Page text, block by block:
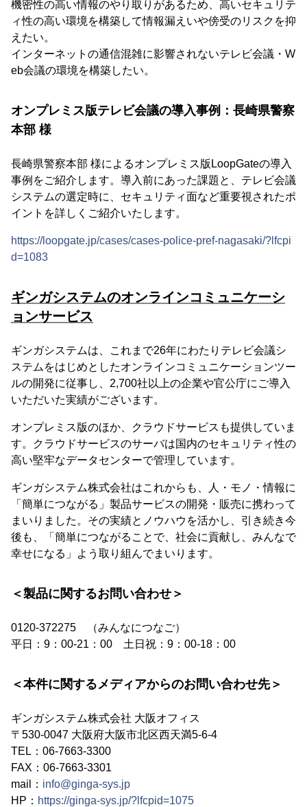
機密性の高い情報のやり取りがあるため、高いセキュリテ
ィ性の高い環境を構築して情報漏えいや傍受のリスクを抑
えたい。
インターネットの通信混雑に影響されないテレビ会議・W
eb会議の環境を構築したい。
オンプレミス版テレビ会議の導入事例：長崎県警察
本部 様
長崎県警察本部 様によるオンプレミス版LoopGateの導入
事例をご紹介します。導入前にあった課題と、テレビ会議
システムの選定時に、セキュリティ面など重要視されたポ
イントを詳しくご紹介いたします。
https://loopgate.jp/cases/cases-police-pref-nagasaki/?lfcpi
d=1083
ギンガシステムのオンラインコミュニケーシ
ョンサービス
ギンガシステムは、これまで26年にわたりテレビ会議シ
ステムをはじめとしたオンラインコミュニケーションツー
ルの開発に従事し、2,700社以上の企業や官公庁にご導入
いただいた実績がございます。
オンプレミス版のほか、クラウドサービスも提供していま
す。クラウドサービスのサーバは国内のセキュリティ性の
高い堅牢なデータセンターで管理しています。
ギンガシステム株式会社はこれからも、人・モノ・情報に
「簡単につながる」製品サービスの開発・販売に携わって
まいりました。その実績とノウハウを活かし、引き続き今
後も、「簡単につながることで、社会に貢献し、みんなで
幸せになる」よう取り組んでまいります。
＜製品に関するお問い合わせ＞
0120-372275 （みんなにつなご）
平日：9：00-21：00 土日祝：9：00-18：00
＜本件に関するメディアからのお問い合わせ先＞
ギンガシステム株式会社 大阪オフィス
〒530-0047 大阪府大阪市北区西天満5-6-4
TEL：06-7663-3300
FAX：06-7663-3301
mail： info@ginga-sys.jp
HP： https://ginga-sys.jp/?lfcpid=1075